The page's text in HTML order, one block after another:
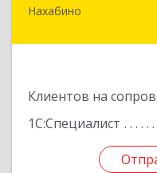
Нахабино
Клиентов на
1С:Специалист
143432,